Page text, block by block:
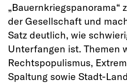
„Bauernkriegspanorama“
der Gesellschaft und
Satz deutlich, wie
Unterfangen ist. Themen
Rechtspopulismus,
Spaltung sowie Stadt-